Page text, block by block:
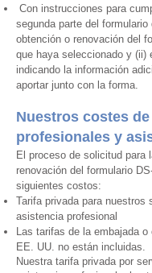
Con instrucciones para
segunda parte del
obtención o renovación del
que haya seleccionado y (ii)
indicando la información
aportar junto con la forma.
Nuestros costes
profesionales y
El proceso de solicitud para
renovación del formulario
siguientes costos:
Tarifa privada para nuestros
asistencia profesional
Las tarifas de la embajada
EE. UU. no están incluidas.
Nuestra tarifa privada por